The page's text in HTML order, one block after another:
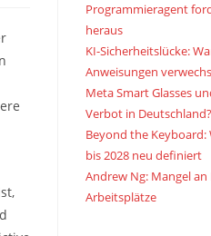
Programmieragent
heraus
KI-Sicherheitslücke:
Anweisungen
Meta Smart Glasses
Verbot in Deutschland?
Beyond the Keyboard:
bis 2028 neu definiert
Andrew Ng: Mangel
Arbeitsplätze